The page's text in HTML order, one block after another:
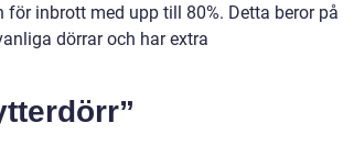
inbrott med upp till 80%. Detta beror på
dörrar och har extra